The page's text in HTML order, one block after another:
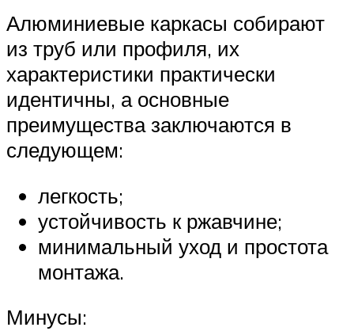
Алюминиевые каркасы собирают
из труб или профиля, их
характеристики практически
идентичны, а основные
преимущества заключаются в
следующем:
легкость;
устойчивость к ржавчине;
минимальный уход и простота
монтажа.
Минусы: